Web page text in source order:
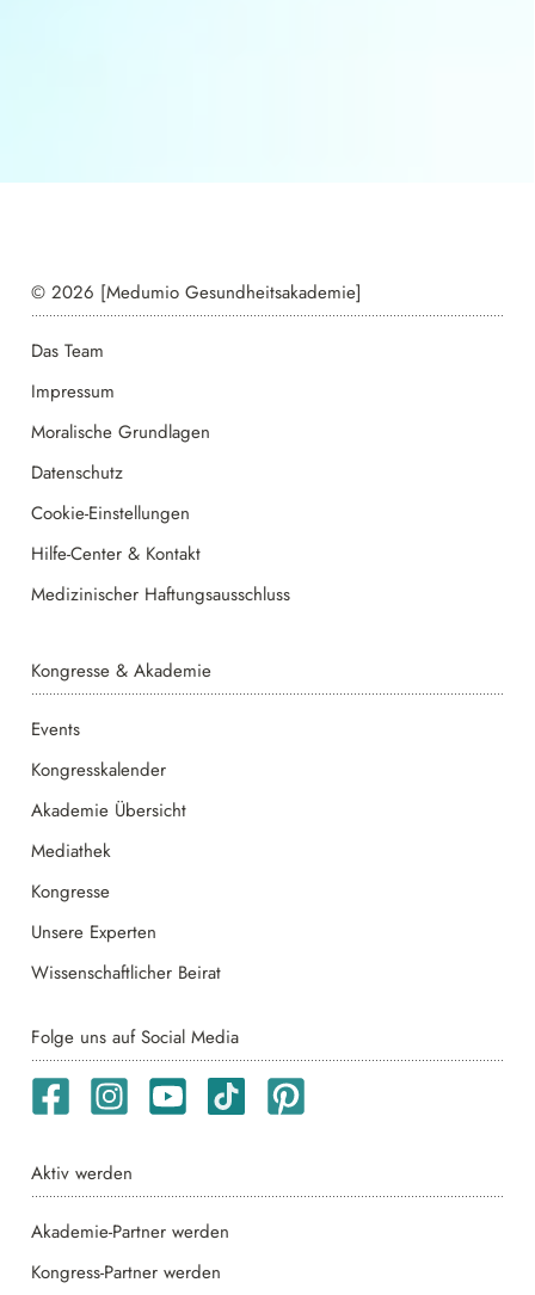
© 2026 [Medumio Gesundheitsakademie]
Das Team
Impressum
Moralische Grundlagen
Datenschutz
Cookie-Einstellungen
Hilfe-Center & Kontakt
Medizinischer Haftungsausschluss
Kongresse & Akademie
Events
Kongresskalender
Akademie Übersicht
Mediathek
Kongresse
Unsere Experten
Wissenschaftlicher Beirat
Folge uns auf Social Media
Aktiv werden
Akademie-Partner werden
Kongress-Partner werden